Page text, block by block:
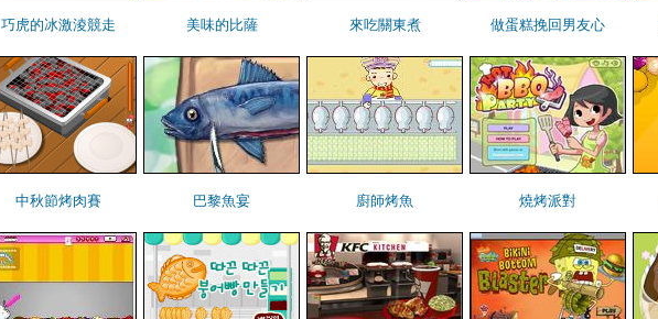
巧虎的冰激淩競走 美味的比薩 來吃關東煮 做蛋糕挽回男友心
中秋節烤肉賽 巴黎魚宴 廚師烤魚 燒烤派對